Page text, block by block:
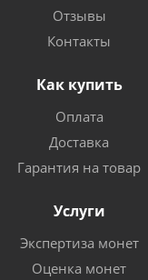
Отзывы
Контакты
Как купить
Оплата
Доставка
Гарантия на товар
Услуги
Экспертиза монет
Оценка монет